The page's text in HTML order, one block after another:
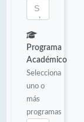
Programa
Académico
Selecciona
uno o
más
programas